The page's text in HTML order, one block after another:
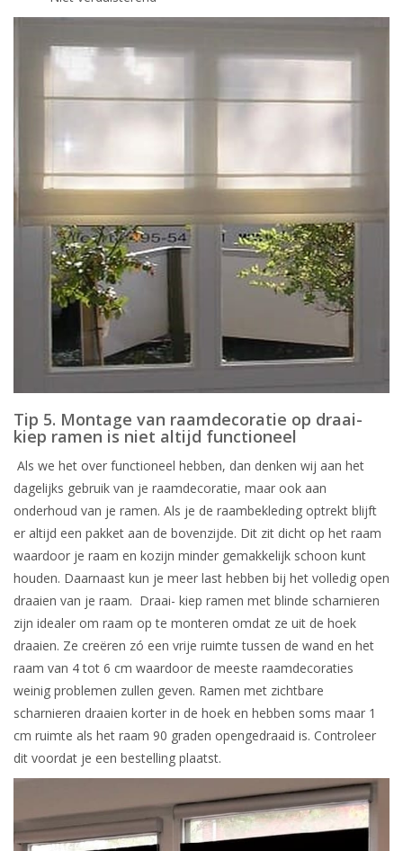
Tip 5. Montage van raamdecoratie op draai-
kiep ramen is niet altijd functioneel
Als we het over functioneel hebben, dan denken wij aan het
dagelijks gebruik van je raamdecoratie, maar ook aan
onderhoud van je ramen. Als je de raambekleding optrekt blijft
er altijd een pakket aan de bovenzijde. Dit zit dicht op het raam
waardoor je raam en kozijn minder gemakkelijk schoon kunt
houden. Daarnaast kun je meer last hebben bij het volledig open
draaien van je raam. Draai- kiep ramen met blinde scharnieren
zijn idealer om raam op te monteren omdat ze uit de hoek
draaien. Ze creëren zó een vrije ruimte tussen de wand en het
raam van 4 tot 6 cm waardoor de meeste raamdecoraties
weinig problemen zullen geven. Ramen met zichtbare
scharnieren draaien korter in de hoek en hebben soms maar 1
cm ruimte als het raam 90 graden opengedraaid is. Controleer
dit voordat je een bestelling plaatst.